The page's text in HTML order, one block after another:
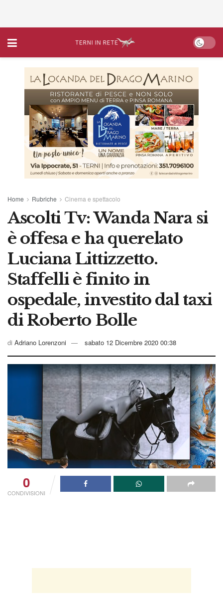
Home Rubriche Cinema e spettacolo
Ascolti Tv: Wanda Nara si
è offesa e ha querelato
Luciana Littizzetto.
Staffelli è finito in
ospedale, investito dal taxi
di Roberto Bolle
di Adriano Lorenzoni sabato 12 Dicembre 2020 00:38
0
CONDIVISIONI